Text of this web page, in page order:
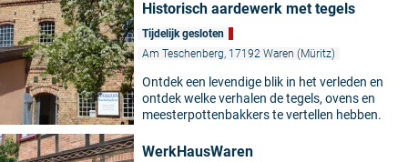
Historisch aardewerk met tegels
Tijdelijk gesloten
Am Teschenberg, 17192 Waren (Müritz)
Ontdek een levendige blik in het verleden en
ontdek welke verhalen de tegels, ovens en
meesterpottenbakkers te vertellen hebben.
WerkHausWaren